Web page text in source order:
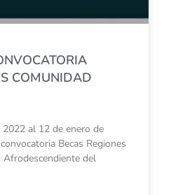
COMUNIDAD
al 12 de enero de
Becas Regiones
del